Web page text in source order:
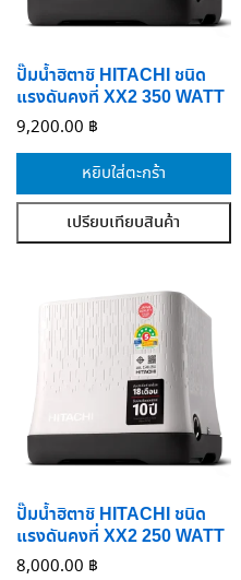
ปั๊มน้ำฮิตาชิ HITACHI ชนิด
แรงดันคงที่ XX2 350 WATT
9,200.00 ฿
หยิบใส่ตะกร้า
เปรียบเทียบสินค้า
ปั๊มน้ำฮิตาชิ HITACHI ชนิด
แรงดันคงที่ XX2 250 WATT
8,000.00 ฿